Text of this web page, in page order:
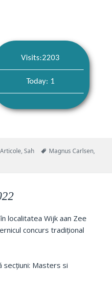
Visits:2203
Today: 1
Categorii
Articole,Sah Etichete
Magnus Carlsen,
Tata Steel Chess 2022 la final!
localitatea Wijk aan Zee
concurs tradițional
secțiuni: Masters si